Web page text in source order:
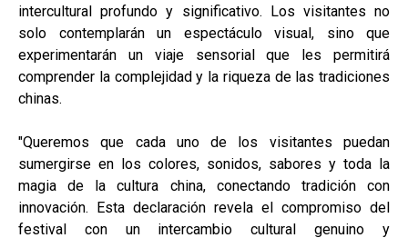
intercultural profundo y significativo. Los visitantes no
solo contemplarán un espectáculo visual, sino que
experimentarán un viaje sensorial que les permitirá
comprender la complejidad y la riqueza de las tradiciones
chinas.
"Queremos que cada uno de los visitantes puedan
sumergirse en los colores, sonidos, sabores y toda la
magia de la cultura china, conectando tradición con
innovación. Esta declaración revela el compromiso del
festival con un intercambio cultural genuino y